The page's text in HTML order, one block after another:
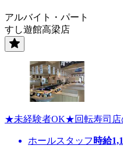
アルバイト・パート
すし遊館高梁店
★未経験者OK★回転寿司店
ホールスタッフ 時給